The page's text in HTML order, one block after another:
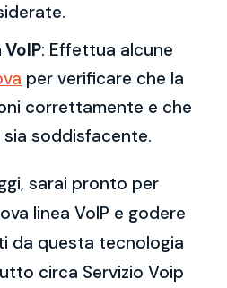
: Effettua alcune
per verificare che la
correttamente e che
soddisfacente.
sarai pronto per
linea VoIP e godere
da questa tecnologia
circa Servizio Voip